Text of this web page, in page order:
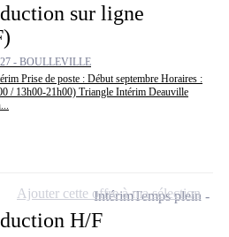
sur ligne
27 - BOULLEVILLE
Prise de poste : Début septembre Horaires :
/ 13h00-21h00) Triangle Intérim Deauville
H/F
IntérimTemps plein
Ajouter cette offre à ma sélection